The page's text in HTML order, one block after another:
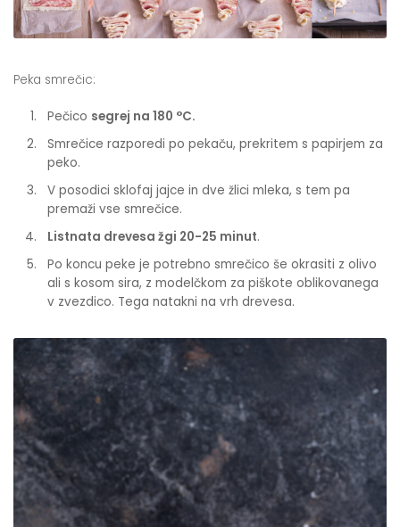
Peka smrečic:
Pečico segrej na 180 °C.
Smrečice razporedi po pekaču, prekritem s papirjem za
peko.
V posodici sklofaj jajce in dve žlici mleka, s tem pa
premaži vse smrečice.
Listnata drevesa žgi 20-25 minut.
Po koncu peke je potrebno smrečico še okrasiti z olivo
ali s kosom sira, z modelčkom za piškote oblikovanega
v zvezdico. Tega natakni na vrh drevesa.